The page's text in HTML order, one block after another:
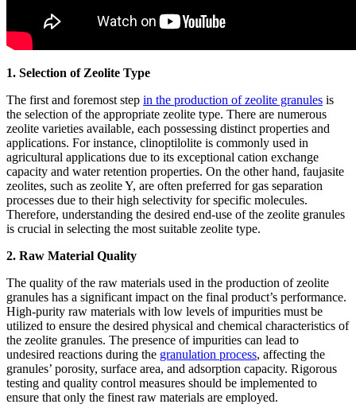
1. Selection of Zeolite Type
The first and foremost step in the production of zeolite granules is
the selection of the appropriate zeolite type. There are numerous
zeolite varieties available, each possessing distinct properties and
applications. For instance, clinoptilolite is commonly used in
agricultural applications due to its exceptional cation exchange
capacity and water retention properties. On the other hand, faujasite
zeolites, such as zeolite Y, are often preferred for gas separation
processes due to their high selectivity for specific molecules.
Therefore, understanding the desired end-use of the zeolite granules
is crucial in selecting the most suitable zeolite type.
2. Raw Material Quality
The quality of the raw materials used in the production of zeolite
granules has a significant impact on the final product’s performance.
High-purity raw materials with low levels of impurities must be
utilized to ensure the desired physical and chemical characteristics of
the zeolite granules. The presence of impurities can lead to
undesired reactions during the granulation process, affecting the
granules’ porosity, surface area, and adsorption capacity. Rigorous
testing and quality control measures should be implemented to
ensure that only the finest raw materials are employed.